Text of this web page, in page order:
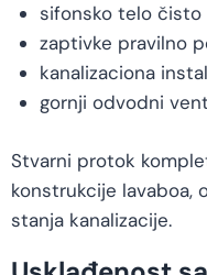
sifonsko telo čisto
zaptivke pravilno
kanalizaciona
gornji odvodni
Stvarni protok
konstrukcije lavaboa,
stanja kanalizacije.